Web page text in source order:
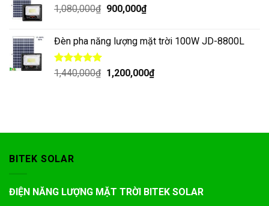
1,080,000₫ 900,000₫
Đèn pha năng lượng mặt trời 100W JD-8800L
Được xếp
1,440,000₫ 1,200,000₫
BITEK SOLAR
ĐIỆN NĂNG LƯỢNG MẶT TRỜI BITEK SOLAR